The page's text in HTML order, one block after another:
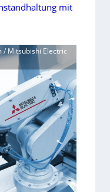
mit
/ Mitsubishi Electric